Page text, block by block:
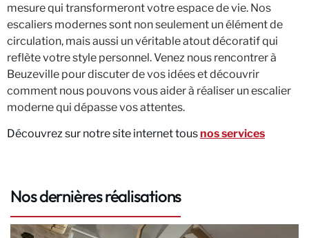
mesure qui transformeront votre espace de vie. Nos
escaliers modernes sont non seulement un élément de
circulation, mais aussi un véritable atout décoratif qui
reflète votre style personnel. Venez nous rencontrer à
Beuzeville pour discuter de vos idées et découvrir
comment nous pouvons vous aider à réaliser un escalier
moderne qui dépasse vos attentes.
Découvrez sur notre site internet tousnos services
Nos dernières réalisations